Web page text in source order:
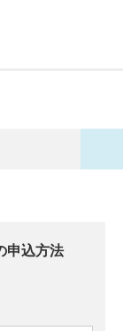
申込方法